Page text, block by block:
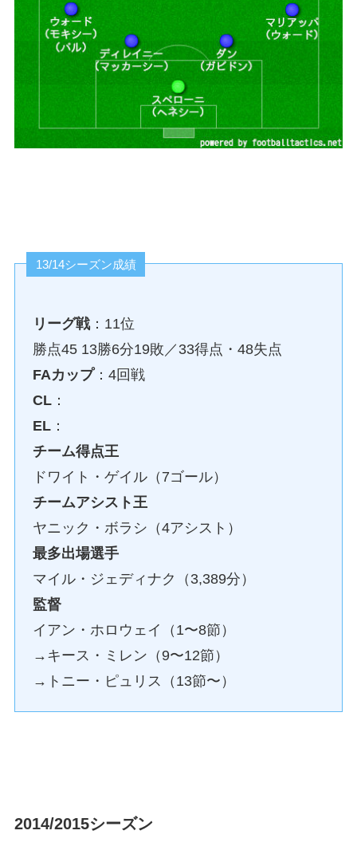
13/14シーズン成績
リーグ戦：11位
勝点45 13勝6分19敗／33得点・48失点
FAカップ：4回戦
CL ：
EL ：
チーム得点王
ドワイト・ゲイル（7ゴール）
チームアシスト王
ヤニック・ボラシ（4アシスト）
最多出場選手
マイル・ジェディナク（3,389分）
監督
イアン・ホロウェイ（1〜8節）
→キース・ミレン（9〜12節）
→トニー・ピュリス（13節〜）
2014/2015シーズン